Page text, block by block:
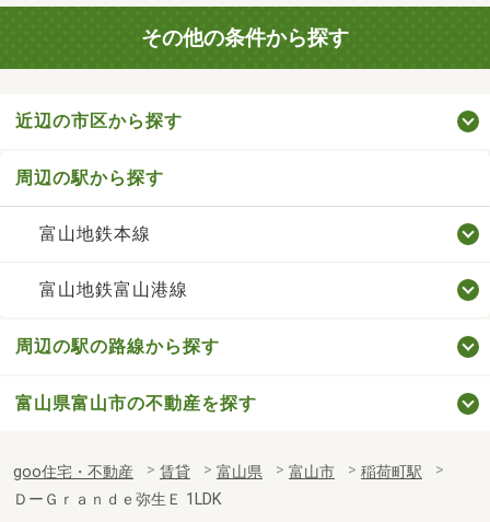
その他の条件から探す
近辺の市区から探す
周辺の駅から探す
富山地鉄本線
富山地鉄富山港線
周辺の駅の路線から探す
富山県富山市の不動産を探す
goo住宅・不動産 賃貸 富山県 富山市
稲荷町駅
ＤーＧｒａｎｄｅ弥生Ｅ 1LDK